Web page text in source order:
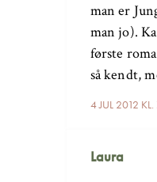
4 JUL 2012
man er
man jo).
første
så kendt,
Laura